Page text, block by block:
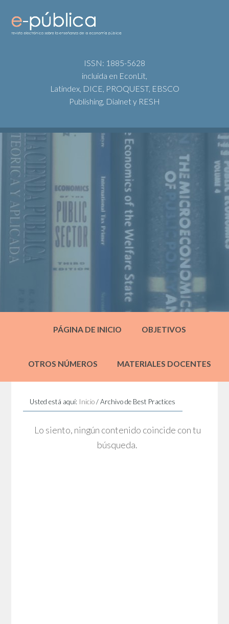
ISSN: 1885-5628
incluida en EconLit,
Latindex, DICE, PROQUEST, EBSCO
Publishing, Dialnet y RESH
PÁGINA DE INICIO OBJETIVOS
OTROS NÚMEROS MATERIALES DOCENTES
Usted está aquí: Inicio /Archivo de Best Practices
Lo siento, ningún contenido coincide con tu
búsqueda.